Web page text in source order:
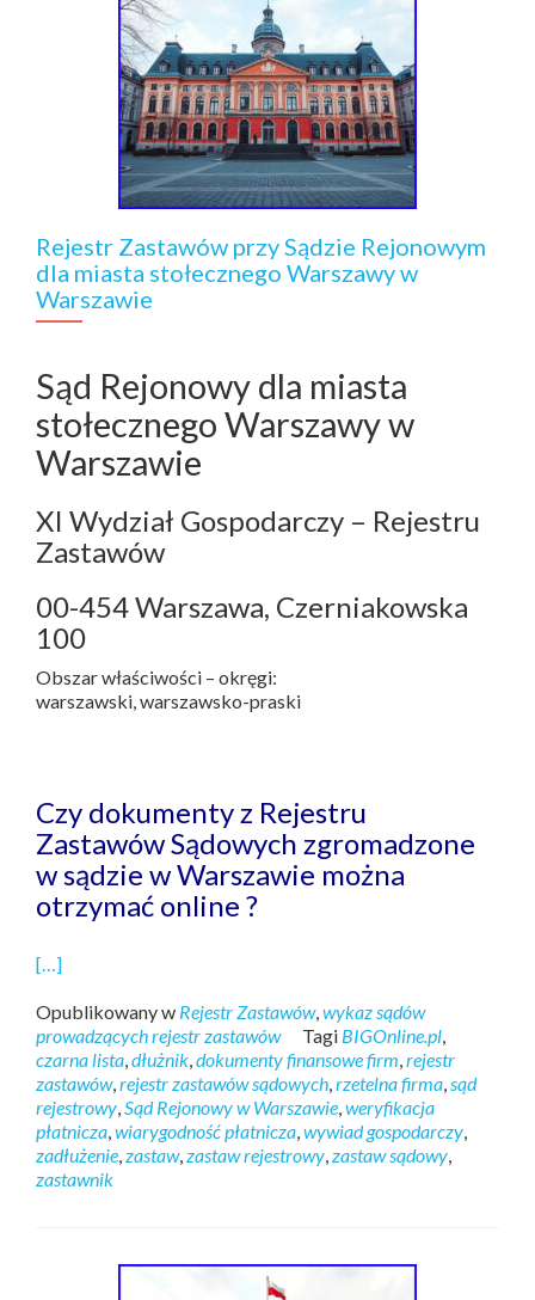
Rejestr Zastawów przy Sądzie Rejonowym
dla miasta stołecznego Warszawy w
Warszawie
Sąd Rejonowy dla miasta
stołecznego Warszawy w
Warszawie
XI Wydział Gospodarczy – Rejestru
Zastawów
00-454 Warszawa, Czerniakowska
100
Obszar właściwości – okręgi:
warszawski, warszawsko-praski
Czy dokumenty z Rejestru
Zastawów Sądowych zgromadzone
w sądzie w Warszawie można
otrzymać online ?
[…]
Opublikowany w Rejestr Zastawów,wykaz sądów
prowadzących rejestr zastawów
Tagi BIGOnline.pl,
czarna lista,dłużnik,dokumenty finansowe firm,rejestr
zastawów,rejestr zastawów sądowych,rzetelna firma,sąd
rejestrowy,Sąd Rejonowy w Warszawie,weryfikacja
płatnicza,wiarygodność płatnicza,wywiad gospodarczy,
zadłużenie,zastaw,zastaw rejestrowy,zastaw sądowy,
zastawnik